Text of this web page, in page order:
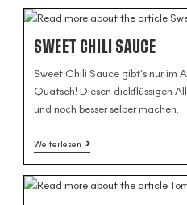
SWEET CHILI SAUCE
Sweet Chili Sauce gibt's nur im
Quatsch! Diesen dickflüssigen
und noch besser selber machen.
Weiterlesen